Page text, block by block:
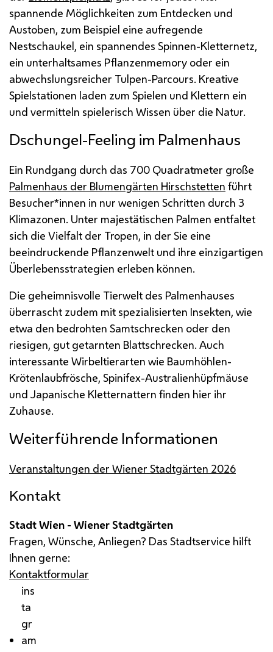
spannende Möglichkeiten zum Entdecken und
Austoben, zum Beispiel eine aufregende
Nestschaukel, ein spannendes Spinnen-Kletternetz,
ein unterhaltsames Pflanzenmemory oder ein
abwechslungsreicher Tulpen-Parcours. Kreative
Spielstationen laden zum Spielen und Klettern ein
und vermitteln spielerisch Wissen über die Natur.
Dschungel-Feeling im Palmenhaus
Ein Rundgang durch das 700 Quadratmeter große
Palmenhaus der Blumengärten Hirschstetten führt
Besucher*innen in nur wenigen Schritten durch 3
Klimazonen. Unter majestätischen Palmen entfaltet
sich die Vielfalt der Tropen, in der Sie eine
beeindruckende Pflanzenwelt und ihre einzigartigen
Überlebensstrategien erleben können.
Die geheimnisvolle Tierwelt des Palmenhauses
überrascht zudem mit spezialisierten Insekten, wie
etwa den bedrohten Samtschrecken oder den
riesigen, gut getarnten Blattschrecken. Auch
interessante Wirbeltierarten wie Baumhöhlen-
Krötenlaubfrösche, Spinifex-Australienhüpfmäuse
und Japanische Kletternattern finden hier ihr
Zuhause.
Weiterführende Informationen
Veranstaltungen der Wiener Stadtgärten 2026
Kontakt
Stadt Wien - Wiener Stadtgärten
Fragen, Wünsche, Anliegen? Das Stadtservice hilft
Ihnen gerne:
Kontaktformular
ins
ta
gr
am